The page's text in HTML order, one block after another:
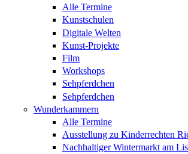
Alle Termine
Kunstschulen
Digitale Welten
Kunst-Projekte
Film
Workshops
Sehpferdchen
Sehpferdchen
Wunderkammern
Alle Termine
Ausstellung zu Kinderrechten
Nachhaltiger Wintermarkt am